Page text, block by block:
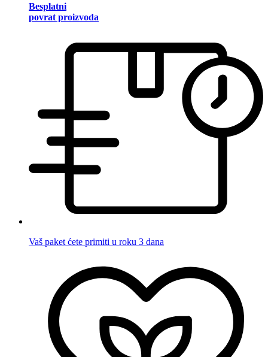
Besplatni
povrat proizvoda
Vaš paket ćete primiti u roku 3 dana